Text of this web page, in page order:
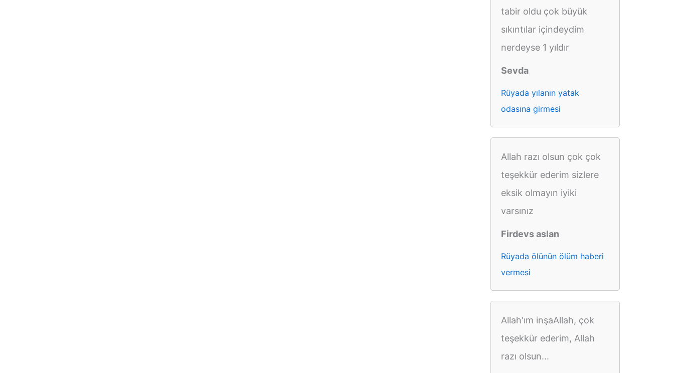
tabir oldu çok büyük
sıkıntılar içindeydim
nerdeyse 1 yıldır
Sevda
Rüyada yılanın yatak
odasına girmesi
Allah razı olsun çok çok
teşekkür ederim sizlere
eksik olmayın iyiki
varsınız
Firdevs aslan
Rüyada ölünün ölüm haberi
vermesi
Allah'ım inşaAllah, çok
teşekkür ederim, Allah
razı olsun...